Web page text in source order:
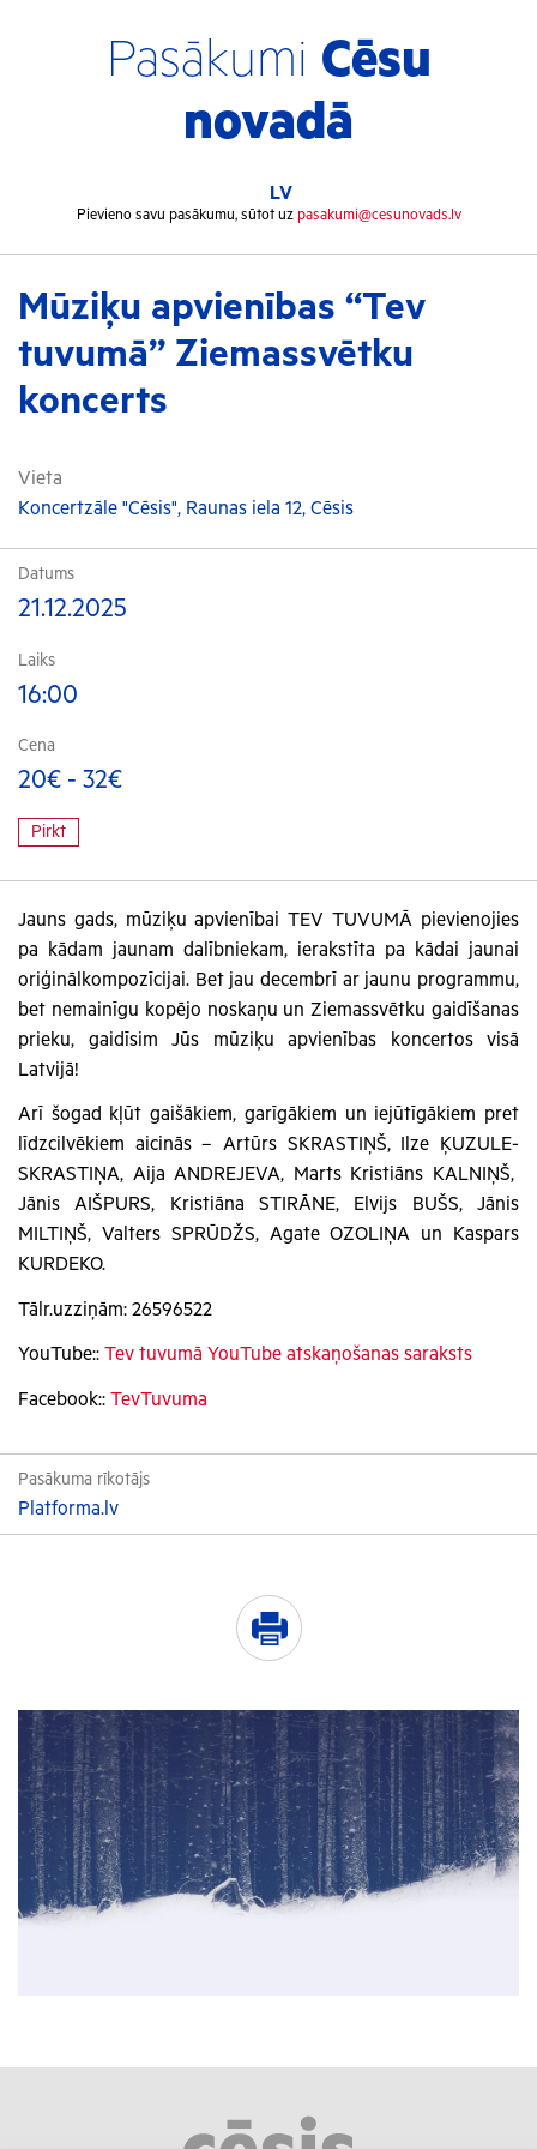
Pasākumi Cēsu
novadā
LV
Pievieno savu pasākumu, sūtot uz pasakumi@cesunovads.lv
Mūziķu apvienības “Tev
tuvumā” Ziemassvētku
koncerts
Vieta
Koncertzāle "Cēsis", Raunas iela 12, Cēsis
Datums
21.12.2025
Laiks
16:00
Cena
20€ - 32€
Pirkt
Jauns gads, mūziķu apvienībai TEV TUVUMĀ pievienojies
pa kādam jaunam dalībniekam, ierakstīta pa kādai jaunai
oriģinālkompozīcijai. Bet jau decembrī ar jaunu programmu,
bet nemainīgu kopējo noskaņu un Ziemassvētku gaidīšanas
prieku, gaidīsim Jūs mūziķu apvienības koncertos visā
Latvijā!
Arī šogad kļūt gaišākiem, garīgākiem un iejūtīgākiem pret
līdzcilvēkiem aicinās – Artūrs SKRASTIŅŠ, Ilze ĶUZULE-
SKRASTIŅA, Aija ANDREJEVA, Marts Kristiāns KALNIŅŠ,
Jānis AIŠPURS, Kristiāna STIRĀNE, Elvijs BUŠS, Jānis
MILTIŅŠ, Valters SPRŪDŽS, Agate OZOLIŅA un Kaspars
KURDEKO.
Tālr.uzziņām: 26596522
YouTube:: Tev tuvumā YouTube atskaņošanas saraksts
Facebook:: TevTuvuma
Pasākuma rīkotājs
Platforma.lv